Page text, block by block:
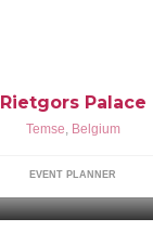
Rietgors Palace
Temse, Belgium
EVENT PLANNER